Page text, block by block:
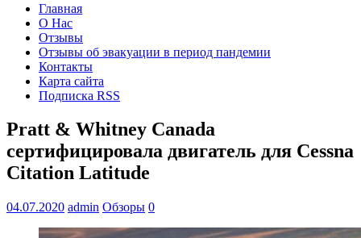
Главная
О Нас
Отзывы
Отзывы об эвакуации в период пандемии
Контакты
Карта сайта
Подписка RSS
Pratt & Whitney Canada
сертифицировала двигатель для Cessna
Citation Latitude
04.07.2020 admin Обзоры 0